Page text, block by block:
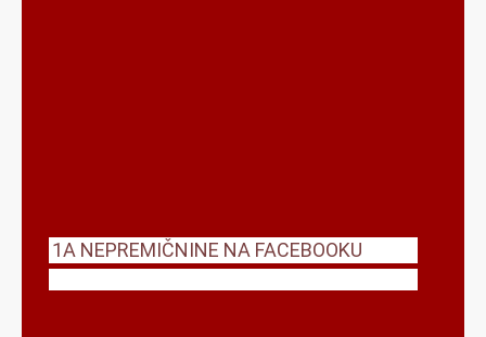
1A NEPREMIČNINE NA FACEBOOKU